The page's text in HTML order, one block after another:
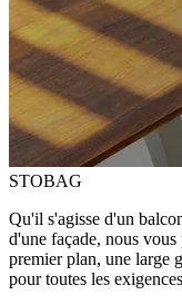
STOBAG
Qu'il s'agisse d'un
d'une façade, nous
premier plan, une large
pour toutes les